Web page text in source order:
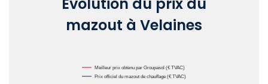
mazout à Velaines
Meilleur prix obtenu par Groupasol (€ TVAC)
Prix officiel du mazout de chauffage (€ TVAC)